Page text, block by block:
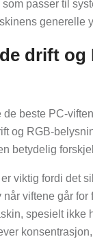
passer til
generelle
drift og
de beste PC-
og RGB-
betydelig
viktig fordi det
viftene går for
spesielt ikke